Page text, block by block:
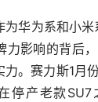
为华为系和小
力影响的背后
力。赛力斯1月
停产老款